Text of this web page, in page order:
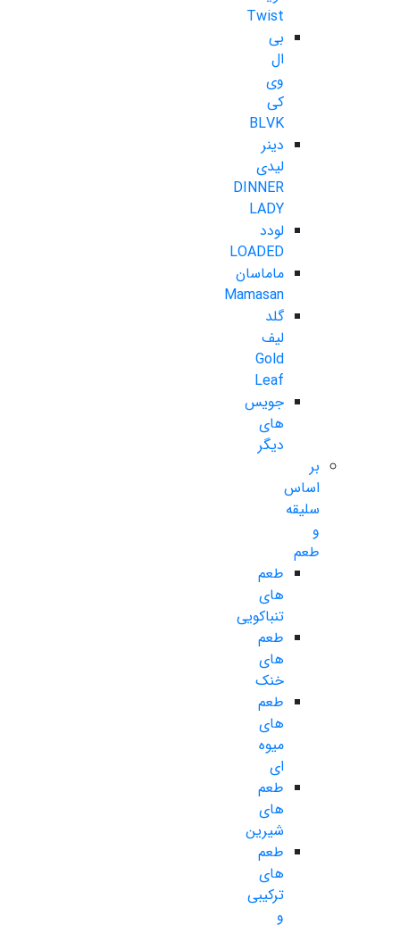
Twist
بی
ال
وی
کی
BLVK
دینر
لیدی
DINNER
LADY
لودد
LOADED
ماماسان
Mamasan
گلد
لیف
Gold
Leaf
جویس
های
دیگر
بر
اساس
سلیقه
و
طعم
طعم
های
تنباکویی
طعم
های
خنک
طعم
های
میوه
ای
طعم
های
شیرین
طعم
های
ترکیبی
و